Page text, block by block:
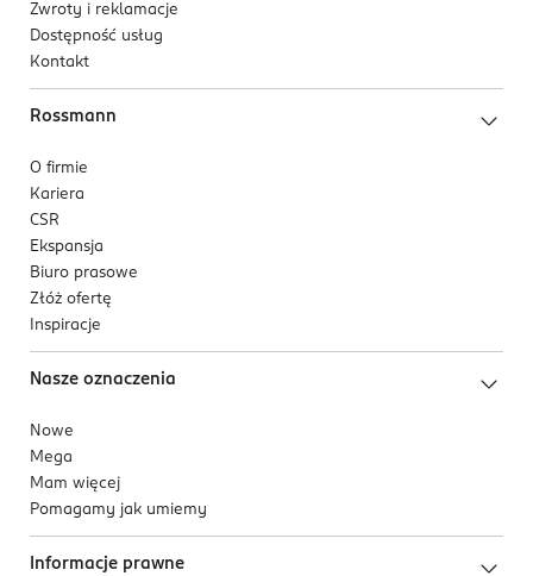
Zwroty i reklamacje
Dostępność usług
Kontakt
Rossmann
O firmie
Kariera
CSR
Ekspansja
Biuro prasowe
Złóż ofertę
Inspiracje
Nasze oznaczenia
Nowe
Mega
Mam więcej
Pomagamy jak umiemy
Informacje prawne